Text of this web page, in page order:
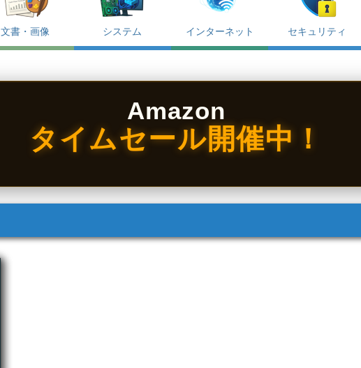
文書・画像 システム インターネット セキュリティ
Amazon
タイムセール開催中！